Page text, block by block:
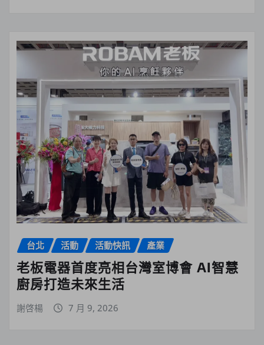
台北 活動 活動快訊 產業
老板電器首度亮相台灣室博會 AI智慧
廚房打造未來生活
謝啓楊 7 月 9, 2026